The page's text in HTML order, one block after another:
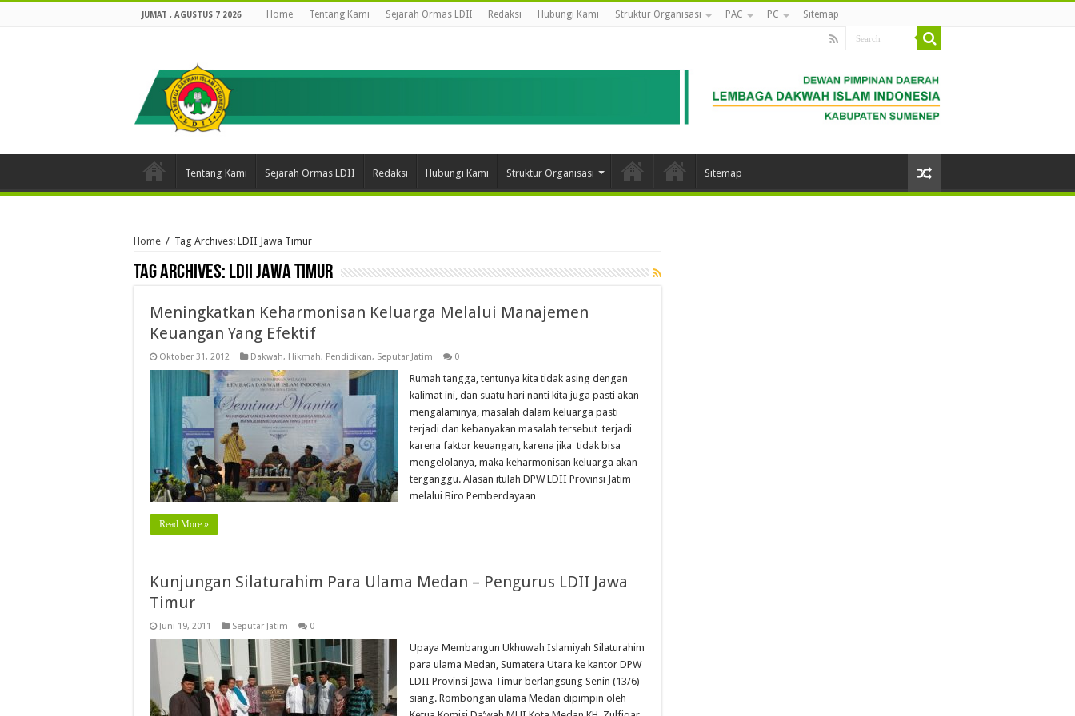
JUMAT , AGUSTUS 7 2026 Home Tentang Kami Sejarah Ormas LDII Redaksi Hubungi Kami Struktur Organisasi PAC PC Sitemap
Tentang Kami Sejarah Ormas LDII Redaksi Hubungi Kami Struktur Organisasi Sitemap
Home / Tag Archives: LDII Jawa Timur
Tag Archives: LDII Jawa Timur
Meningkatkan Keharmonisan Keluarga Melalui Manajemen
Keuangan Yang Efektif
Oktober 31, 2012 Dakwah, Hikmah, Pendidikan, Seputar Jatim 0
Rumah tangga, tentunya kita tidak asing dengan
kalimat ini, dan suatu hari nanti kita juga pasti akan
mengalaminya, masalah dalam keluarga pasti
terjadi dan kebanyakan masalah tersebut terjadi
karena faktor keuangan, karena jika tidak bisa
mengelolanya, maka keharmonisan keluarga akan
terganggu. Alasan itulah DPW LDII Provinsi Jatim
melalui Biro Pemberdayaan …
Read More »
Kunjungan Silaturahim Para Ulama Medan – Pengurus LDII Jawa
Timur
Juni 19, 2011 Seputar Jatim 0
Upaya Membangun Ukhuwah Islamiyah Silaturahim
para ulama Medan, Sumatera Utara ke kantor DPW
LDII Provinsi Jawa Timur berlangsung Senin (13/6)
siang. Rombongan ulama Medan dipimpin oleh